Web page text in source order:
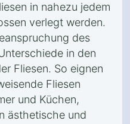
in nahezu jedem
verlegt werden.
des
in den
Fliesen. So eignen
Fliesen
und Küchen,
ästhetische und